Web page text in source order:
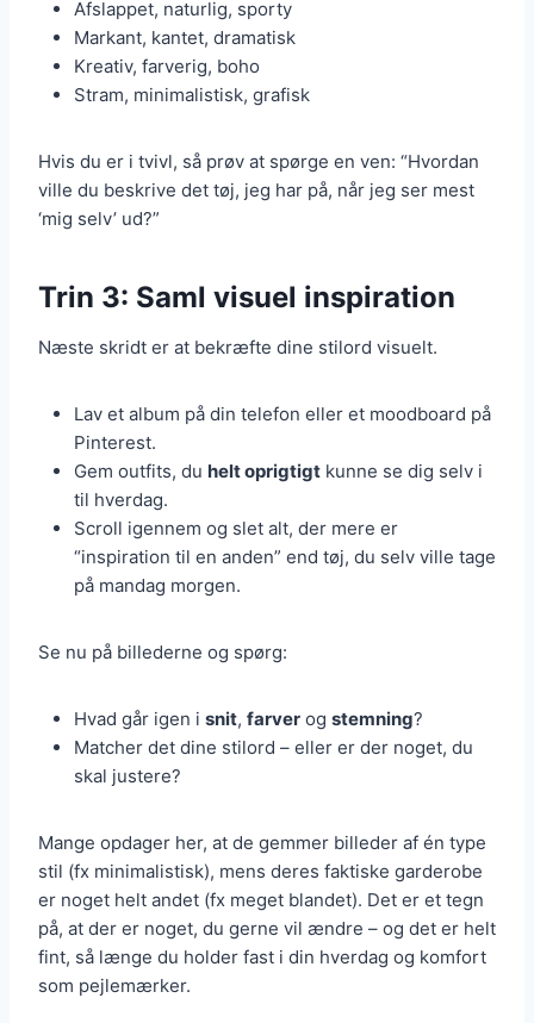
Afslappet, naturlig, sporty
Markant, kantet, dramatisk
Kreativ, farverig, boho
Stram, minimalistisk, grafisk
Hvis du er i tvivl, så prøv at spørge en ven: “Hvordan
ville du beskrive det tøj, jeg har på, når jeg ser mest
‘mig selv’ ud?”
Trin 3: Saml visuel inspiration
Næste skridt er at bekræfte dine stilord visuelt.
Lav et album på din telefon eller et moodboard på
Pinterest.
Gem outfits, du helt oprigtigt kunne se dig selv i
til hverdag.
Scroll igennem og slet alt, der mere er
“inspiration til en anden” end tøj, du selv ville tage
på mandag morgen.
Se nu på billederne og spørg:
Hvad går igen i snit, farver og stemning?
Matcher det dine stilord – eller er der noget, du
skal justere?
Mange opdager her, at de gemmer billeder af én type
stil (fx minimalistisk), mens deres faktiske garderobe
er noget helt andet (fx meget blandet). Det er et tegn
på, at der er noget, du gerne vil ændre – og det er helt
fint, så længe du holder fast i din hverdag og komfort
som pejlemærker.